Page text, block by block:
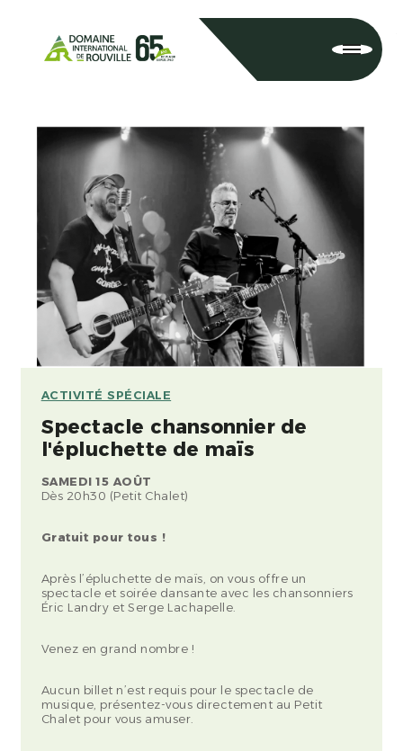
ACTIVITÉ SPÉCIALE
Spectacle chansonnier de
l'épluchette de maïs
SAMEDI 15 AOÛT
Dès 20h30 (Petit Chalet)
Gratuit pour tous !
Après l’épluchette de maïs, on vous offre un
spectacle et soirée dansante avec les chansonniers
Éric Landry et Serge Lachapelle.
Venez en grand nombre !
Aucun billet n’est requis pour le spectacle de
musique, présentez-vous directement au Petit
Chalet pour vous amuser.